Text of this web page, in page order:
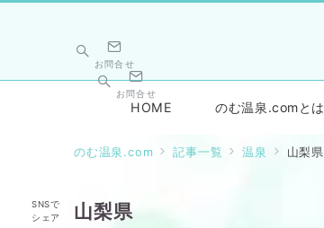
お問合せ
HOME のむ温泉.comとは
お問合せ
のむ温泉.com 記事一覧 温泉 山梨県
SNSで
シェア
山梨県